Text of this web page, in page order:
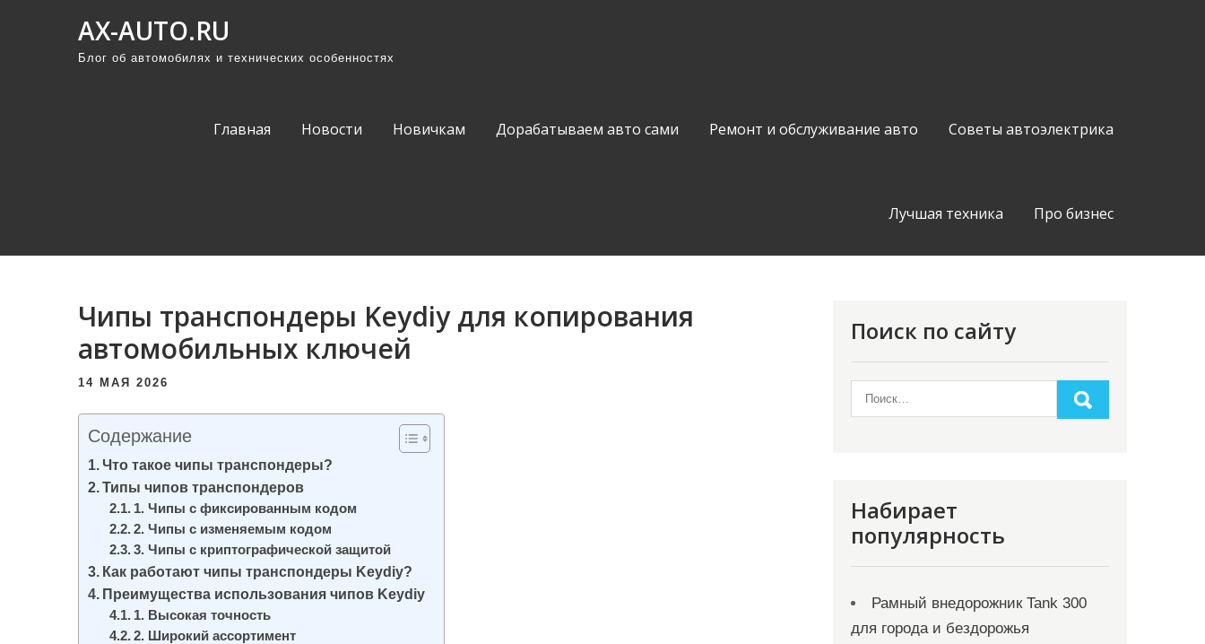
AX-AUTO.RU
Блог об автомобилях и технических особенностях
Главная Новости Новичкам Дорабатываем авто сами Ремонт и обслуживание авто Советы автоэлектрика
Лучшая техника Про бизнес
Чипы транспондеры Keydiy для копирования
автомобильных ключей
14 МАЯ 2026
Содержание
Что такое чипы транспондеры?
Типы чипов транспондеров
1. Чипы с фиксированным кодом
2. Чипы с изменяемым кодом
3. Чипы с криптографической защитой
Как работают чипы транспондеры Keydiy?
Преимущества использования чипов Keydiy
1. Высокая точность
2. Широкий ассортимент
Поиск по сайту
Набирает
популярность
Рамный внедорожник Tank 300
для города и бездорожья